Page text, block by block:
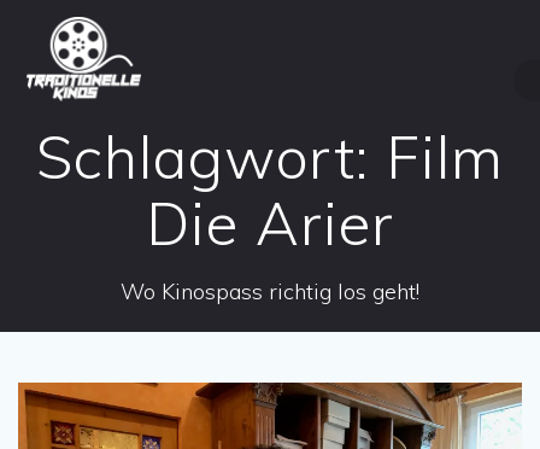
Schlagwort: Film
Die Arier
Wo Kinospass richtig los geht!